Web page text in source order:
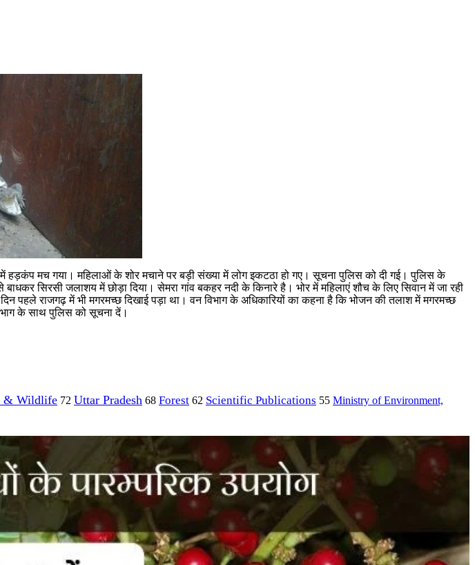
में हड़कंप मच गया। महिलाओं के शोर मचाने पर बड़ी संख्या में लोग इकटठा हो गए। सूचना पुलिस को दी गई। पुलिस के
सिरसी जलाशय में छोड़ा दिया। सेमरा गांव बकहर नदी के किनारे है। भोर में महिलाएं शौच के लिए सिवान में जा रही
राजगढ़ में भी मगरमच्छ दिखाई पड़ा था। वन विभाग के अधिकारियों का कहना है कि भोजन की तलाश में मगरमच्छ
के साथ पुलिस को सूचना दें।
& Wildlife 72 Uttar Pradesh 68 Forest 62 Scientific Publications 55 Ministry of Environment,